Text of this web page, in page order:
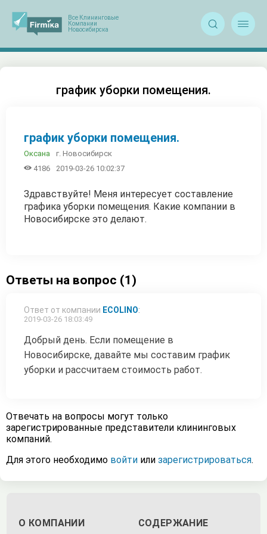
 
график уборки помещения.
график уборки помещения.
Оксана г. Новосибирск
 4186 2019-03-26 10:02:37
Здравствуйте! Меня интересует составление
графика уборки помещения. Какие компании в
Новосибирске это делают.
Ответы на вопрос (1)
Ответ от компании ECOLINO:
2019-03-26 18:03:49
Добрый день. Если помещение в
Новосибирске, давайте мы составим график
уборки и рассчитаем стоимость работ.
Отвечать на вопросы могут только
зарегистрированные представители клининговых
компаний.
Для этого необходимо войти или зарегистрироваться.
О КОМПАНИИ СОДЕРЖАНИЕ